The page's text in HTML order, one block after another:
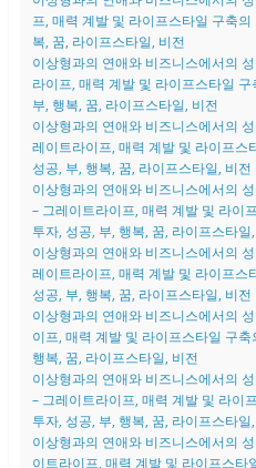
프, 매력 계발 및 라이프스타일 구축
복, 꿈, 라이프스타일, 비전
이상형과의 연애와 비즈니스에서의
라이프, 매력 계발 및 라이프스타일
부, 행복, 꿈, 라이프스타일, 비전
이상형과의 연애와 비즈니스에서의
레이트라이프, 매력 계발 및 라이프
성공, 부, 행복, 꿈, 라이프스타일, 비전
이상형과의 연애와 비즈니스에서의
– 그레이트라이프, 매력 계발 및 라이
투자, 성공, 부, 행복, 꿈, 라이프스타일
이상형과의 연애와 비즈니스에서의
레이트라이프, 매력 계발 및 라이프
성공, 부, 행복, 꿈, 라이프스타일, 비전
이상형과의 연애와 비즈니스에서의
이프, 매력 계발 및 라이프스타일 구
행복, 꿈, 라이프스타일, 비전
이상형과의 연애와 비즈니스에서의
– 그레이트라이프, 매력 계발 및 라이
투자, 성공, 부, 행복, 꿈, 라이프스타일
이상형과의 연애와 비즈니스에서의
이트라이프, 매력 계발 및 라이프스